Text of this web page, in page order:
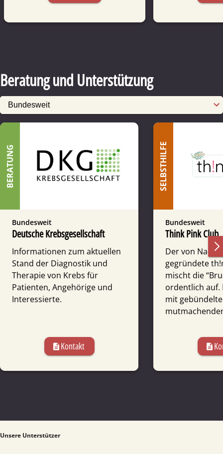
Beratung und Unterstützung
BERATUNG
Bundesweit
Deutsche Krebsgesellschaft
Informationen zum aktuellen
Stand der Diagnostik und
Therapie von Krebs für
Patienten, Angehörige und
Interessierte.
description Kontakt
SELBSTHILFE
Bundesweit
Think Pink Club
Der von Nadja
gegründete
mischt die
ordentlich auf.
mit
description
Unsere Unterstützer